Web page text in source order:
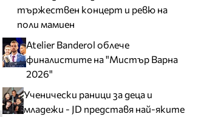
тържествен концерт и ревю на
поли мамиен
Atelier Banderol облече
финалистите на "Мистър Варна
2026"
Ученически раници за деца и
младежи - JD представя най-яките